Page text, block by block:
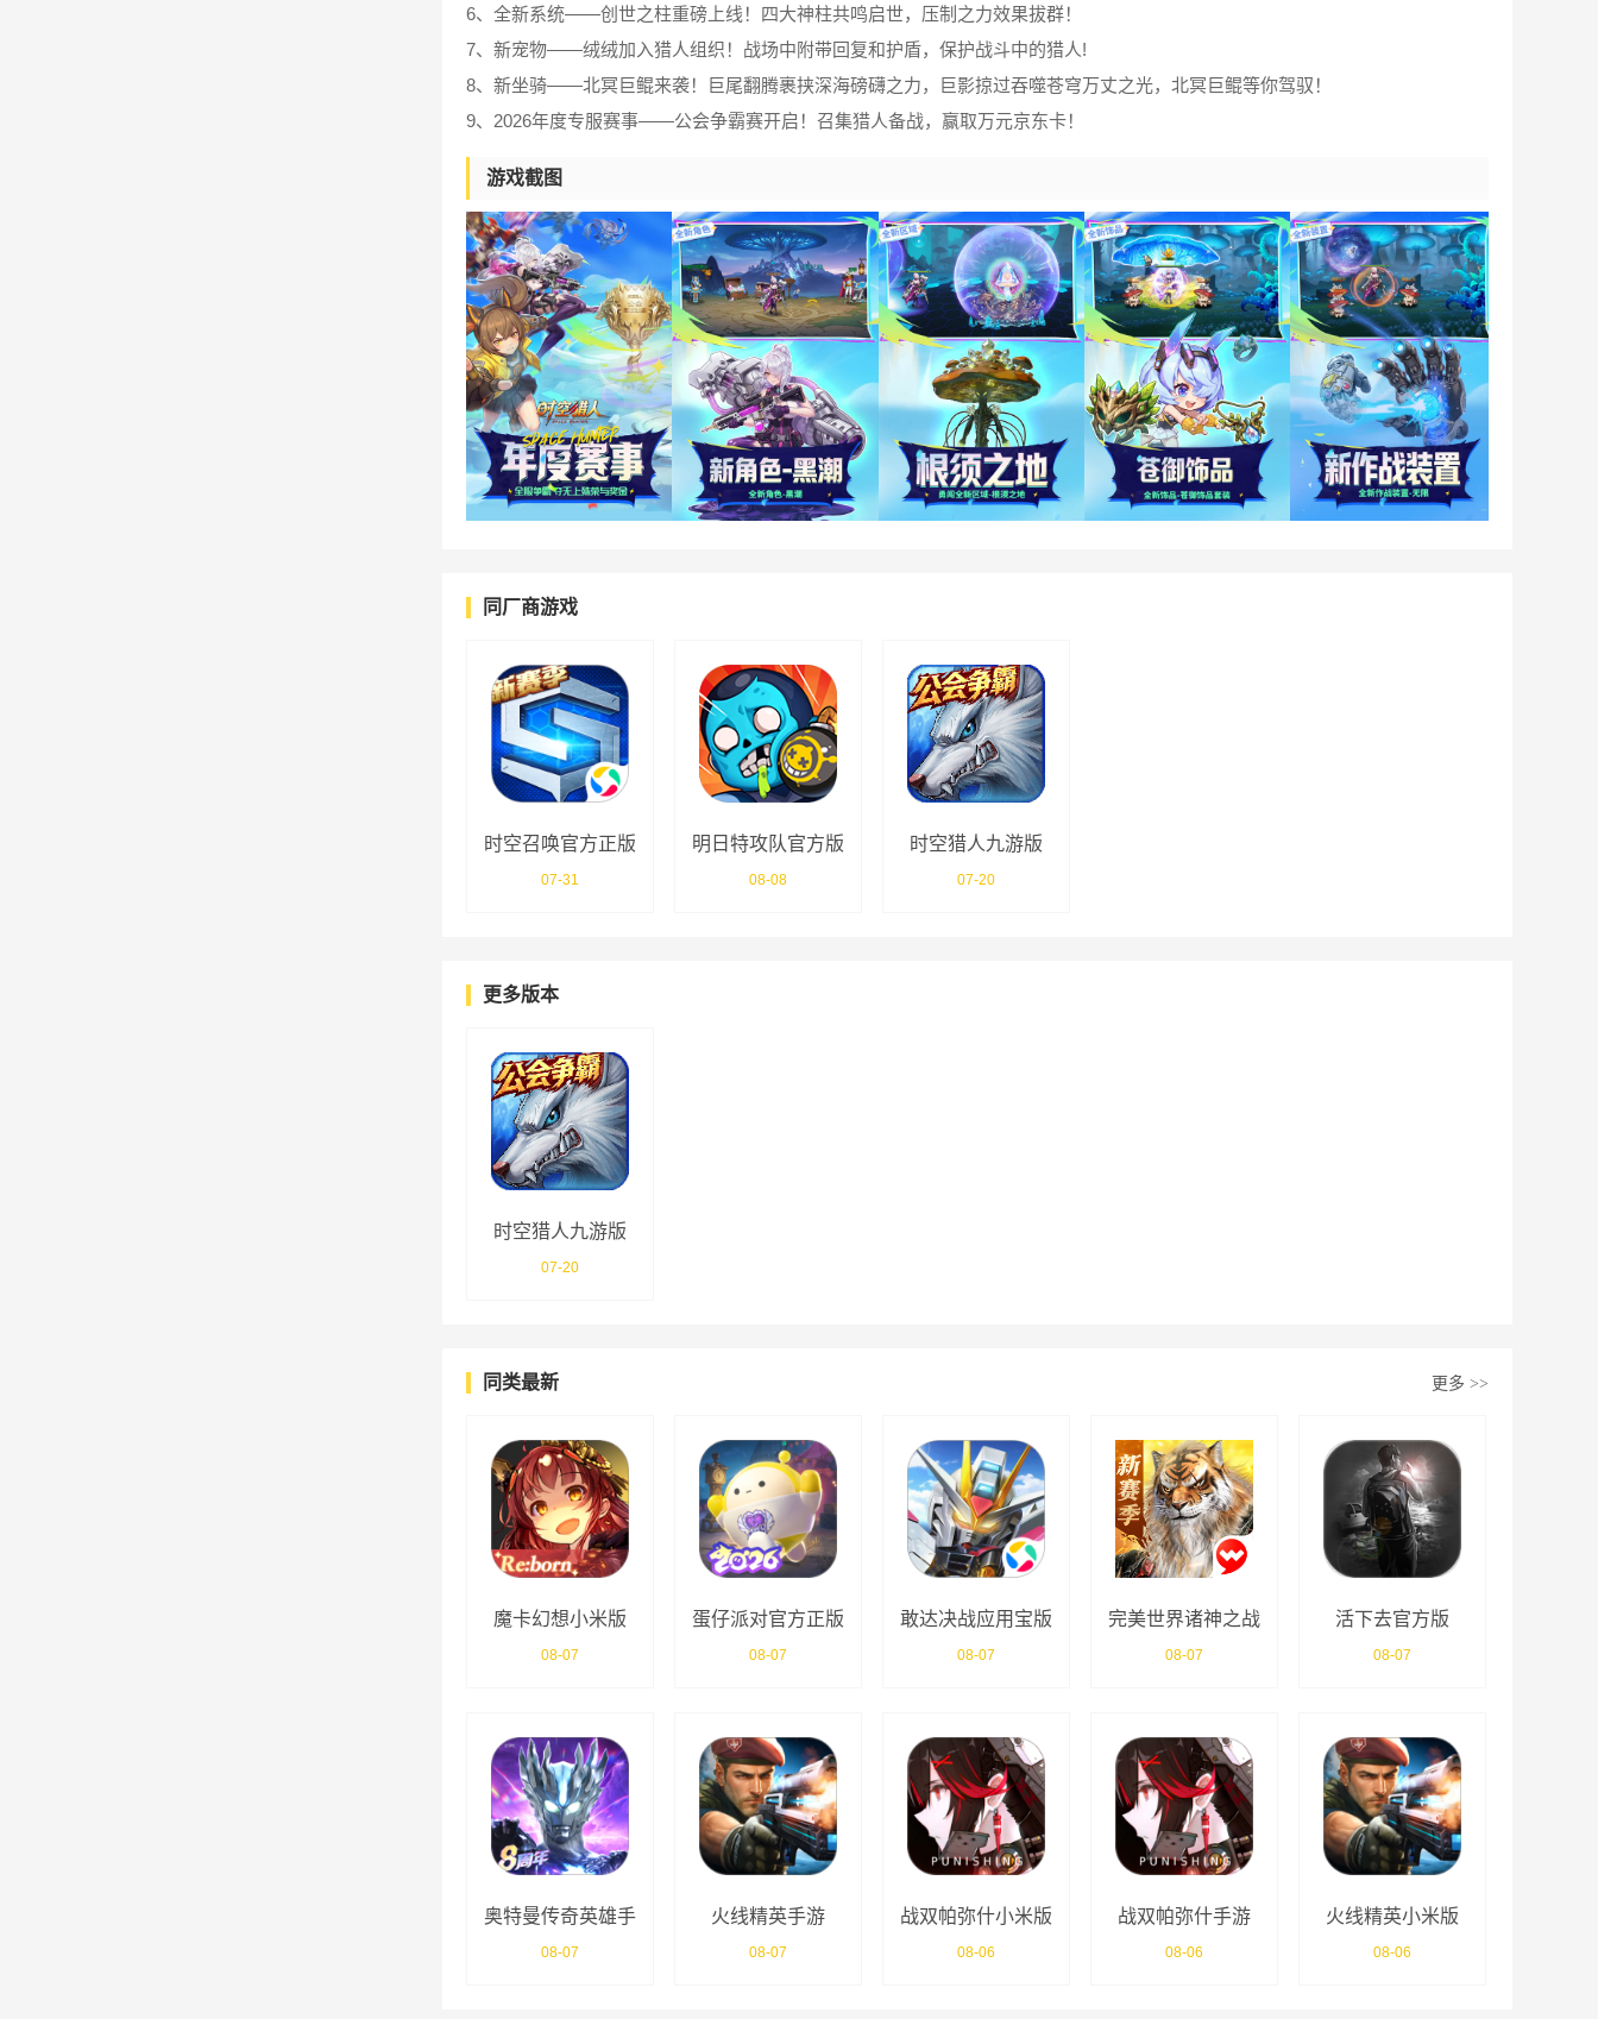
6、全新系统——创世之柱重磅上线！四大神柱共鸣启世，压制之力效果拔群！
7、新宠物——绒绒加入猎人组织！战场中附带回复和护盾，保护战斗中的猎人!
8、新坐骑——北冥巨鲲来袭！巨尾翻腾裹挟深海磅礴之力，巨影掠过吞噬苍穹万丈之光，北冥巨鲲等你驾驭！
9、2026年度专服赛事——公会争霸赛开启！召集猎人备战，赢取万元京东卡！
游戏截图
同厂商游戏
时空召唤官方正版
07-31
明日特攻队官方版
08-08
时空猎人九游版
07-20
更多版本
时空猎人九游版
07-20
同类最新 更多 >>
魔卡幻想小米版
08-07
蛋仔派对官方正版
08-07
敢达决战应用宝版
08-07
完美世界诸神之战
官服
08-07
活下去官方版
08-07
奥特曼传奇英雄手
游
08-07
火线精英手游
08-07
战双帕弥什小米版
08-06
战双帕弥什手游
08-06
火线精英小米版
08-06